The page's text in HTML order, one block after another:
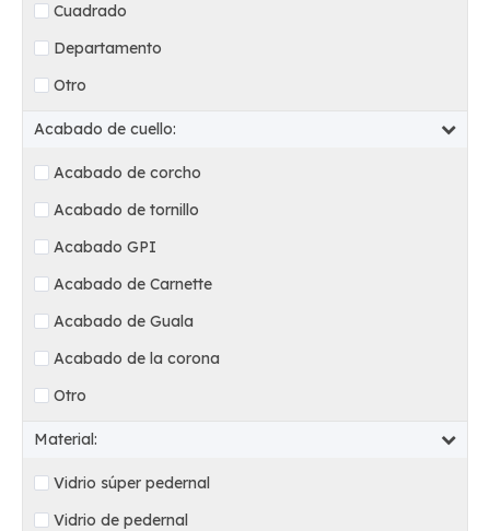
Cuadrado
Departamento
Otro
Acabado de cuello:
Acabado de corcho
Acabado de tornillo
Acabado GPI
Acabado de Carnette
Acabado de Guala
Acabado de la corona
Otro
Material:
Vidrio súper pedernal
Vidrio de pedernal